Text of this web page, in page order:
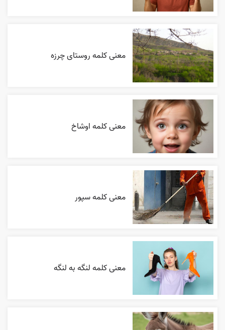
معنی کلمه روستای چرزه
معنی کلمه اوشاخ
معنی کلمه سپور
معنی کلمه لنگه به لنگه